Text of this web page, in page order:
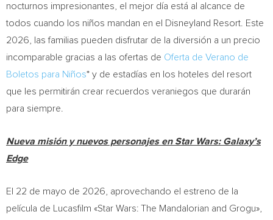
nocturnos impresionantes, el mejor día está al alcance de
todos cuando los niños mandan en el Disneyland Resort. Este
2026, las familias pueden disfrutar de la diversión a un precio
incomparable gracias a las ofertas de Oferta de Verano de
Boletos para Niños* y de estadías en los hoteles del resort
que les permitirán crear recuerdos veraniegos que durarán
para siempre.
Nueva misión y nuevos personajes en Star Wars: Galaxy’s
Edge
El 22 de mayo de 2026, aprovechando el estreno de la
película de Lucasfilm «Star Wars: The Mandalorian and Grogu»,